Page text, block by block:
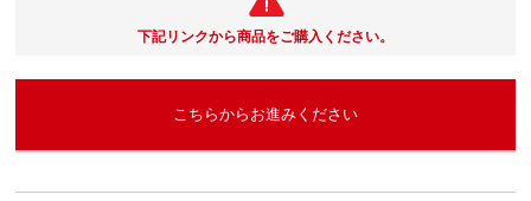
下記リンクから商品をご購入ください。
こちらからお進みください